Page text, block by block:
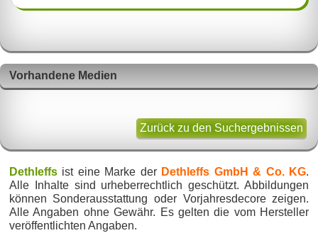
Vorhandene Medien
Zurück zu den Suchergebnissen
Dethleffsist eine Marke der Dethleffs GmbH & Co. KG.
Alle Inhalte sind urheberrechtlich geschützt. Abbildungen
können Sonderausstattung oder Vorjahresdecore zeigen.
Alle Angaben ohne Gewähr. Es gelten die vom Hersteller
veröffentlichten Angaben.